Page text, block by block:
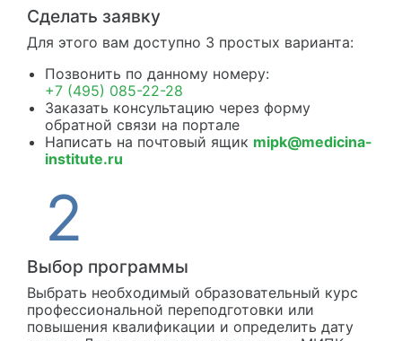
Сделать заявку
Для этого вам доступно 3 простых варианта:
Позвонить по данному номеру:
+7 (495) 085-22-28
Заказать консультацию через форму
обратной связи на портале
Написать на почтовый ящик mipk@medicina-
institute.ru
Выбор программы
Выбрать необходимый образовательный курс
профессиональной переподготовки или
повышения квалификации и определить дату